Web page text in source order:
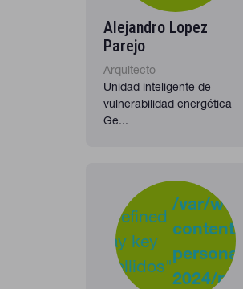
Alejandro Lopez
Parejo
Arquitecto
Unidad inteligente de
vulnerabilidad energética
Ge...
Undefined
array key
"apellidos"
/var/
personas-
2024/